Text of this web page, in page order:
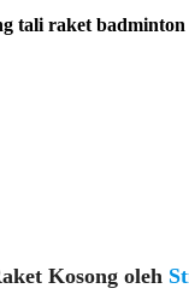
tali raket
Kosong oleh